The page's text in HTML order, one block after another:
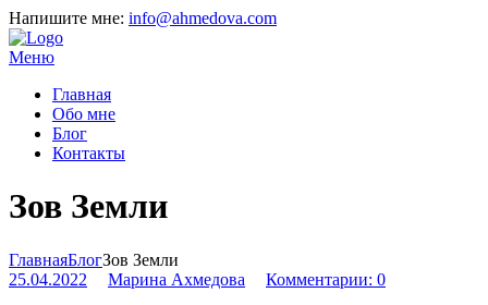
Напишите мне: info@ahmedova.com
Меню
Главная
Обо мне
Блог
Контакты
Зов Земли
ГлавнаяБлогЗов Земли
25.04.2022
Марина Ахмедова
Комментарии: 0